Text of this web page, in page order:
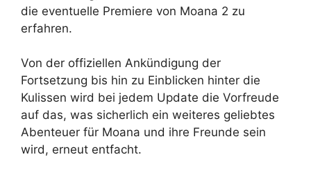
die eventuelle Premiere von Moana 2 zu
erfahren.
Von der offiziellen Ankündigung der
Fortsetzung bis hin zu Einblicken hinter die
Kulissen wird bei jedem Update die Vorfreude
auf das, was sicherlich ein weiteres geliebtes
Abenteuer für Moana und ihre Freunde sein
wird, erneut entfacht.